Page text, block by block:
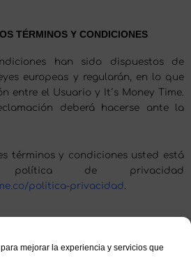
mejorar la experiencia y servicios que
TÉRMINOS Y CONDICIONES
han sido dispuestos de
europeas y regularán, en lo que
entre el Usuario y It´s Money Time.
deberá hacerse ante la
términos y condiciones usted está
de privacidad
politica-privacidad.